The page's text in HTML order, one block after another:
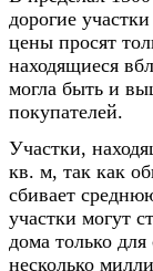
дорогие
цены просят
находящиеся
могла быть и
покупателей.
Участки,
кв. м, так как
сбивает
участки могут
дома только
несколько